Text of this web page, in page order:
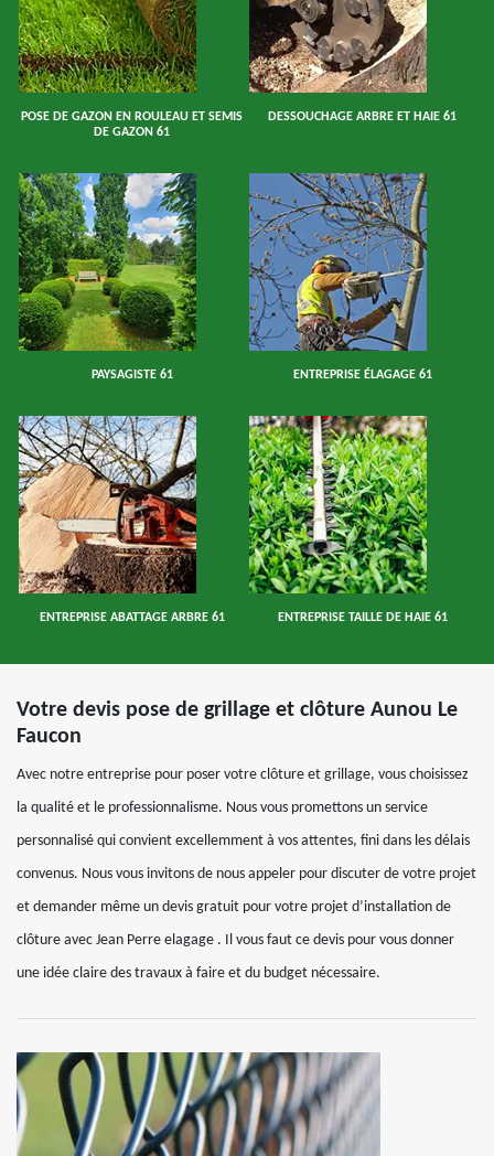
POSE DE GAZON EN ROULEAU ET SEMIS
DE GAZON 61
DESSOUCHAGE ARBRE ET HAIE 61
PAYSAGISTE 61 ENTREPRISE ÉLAGAGE 61
ENTREPRISE ABATTAGE ARBRE 61 ENTREPRISE TAILLE DE HAIE 61
Votre devis pose de grillage et clôture Aunou Le
Faucon
Avec notre entreprise pour poser votre clôture et grillage, vous choisissez
la qualité et le professionnalisme. Nous vous promettons un service
personnalisé qui convient excellemment à vos attentes, fini dans les délais
convenus. Nous vous invitons de nous appeler pour discuter de votre projet
et demander même un devis gratuit pour votre projet d’installation de
clôture avec Jean Perre elagage . Il vous faut ce devis pour vous donner
une idée claire des travaux à faire et du budget nécessaire.